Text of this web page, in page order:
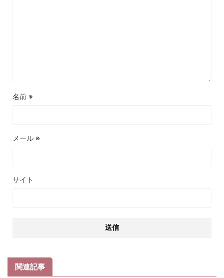
名前 ※
メール ※
サイト
関連記事